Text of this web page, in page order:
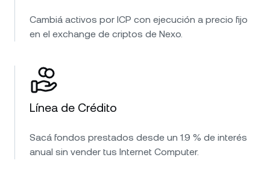
Cambiá activos por ICP con ejecución a precio fijo
en el exchange de criptos de Nexo.
Línea de Crédito
Sacá fondos prestados desde un 1.9 % de interés
anual sin vender tus Internet Computer.